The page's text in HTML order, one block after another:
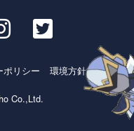
ポリシー 環境方針とSDGs
Co.,Ltd.